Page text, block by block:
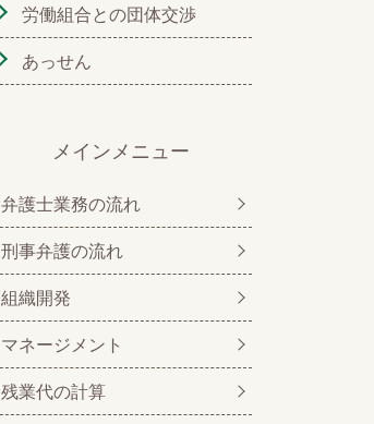
労働組合との団体交渉
あっせん
メインメニュー
弁護士業務の流れ
刑事弁護の流れ
組織開発
マネージメント
残業代の計算